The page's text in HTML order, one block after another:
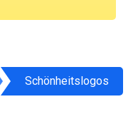
Schönheitslogos